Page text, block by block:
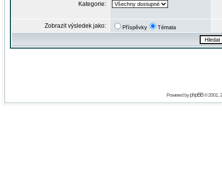
Kategorie:
Zobrazit výsledek jako: Příspěvky Témata
Powered byphpBB© 2001,